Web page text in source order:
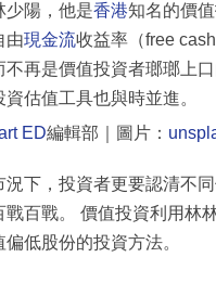
少陽，他是香港知名的價
由現金流收益率（free
不再是價值投資者瑯瑯上
估值工具也與時並進。
ED編輯部｜圖片：
況下，投資者更要認清不
戰百戰。 價值投資利用林
低股份的投資方法。